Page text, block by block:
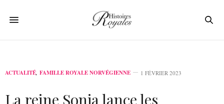
ACTUALITÉ, FAMILLE ROYALE NORVÉGIENNE 1 FÉVRIER 2023
La reine Sonja lance les